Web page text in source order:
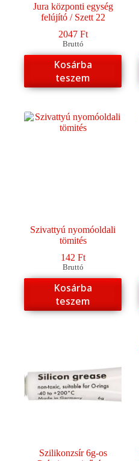
Jura központi egység
felújító / Szett 22
2047 Ft
Bruttó
Kosárba
teszem
Szivattyú nyomóoldali
tömités
142 Ft
Bruttó
Kosárba
teszem
Szilikonzsír 6g-os